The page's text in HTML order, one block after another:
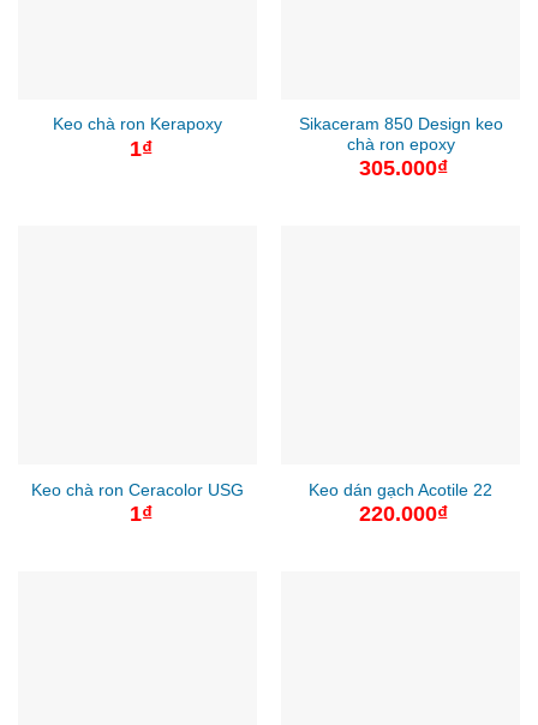
Keo chà ron Kerapoxy
1₫
Sikaceram 850 Design keo
chà ron epoxy
305.000₫
Keo chà ron Ceracolor USG
1₫
Keo dán gạch Acotile 22
220.000₫